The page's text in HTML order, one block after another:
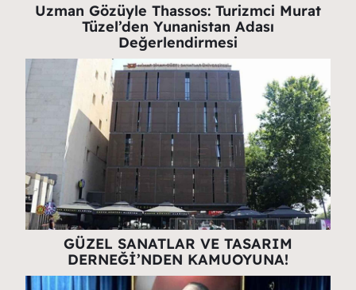
Uzman Gözüyle Thassos: Turizmci Murat
Tüzel’den Yunanistan Adası
Değerlendirmesi
GÜZEL SANATLAR VE TASARIM
DERNEĞİ’NDEN KAMUOYUNA!